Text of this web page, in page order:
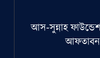
আস-সুন্নাহ